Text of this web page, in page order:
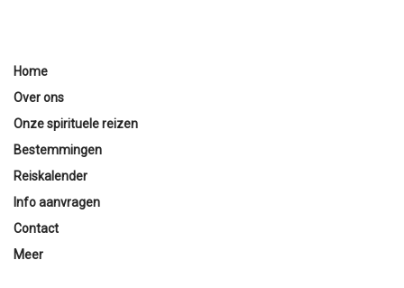
Home
Over ons
Onze spirituele reizen
Bestemmingen
Reiskalender
Info aanvragen
Contact
Meer